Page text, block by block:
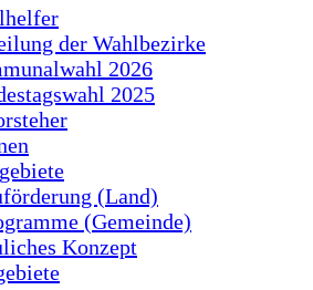
der Wahlbezirke
2026
2025
(Land)
(Gemeinde)
Konzept